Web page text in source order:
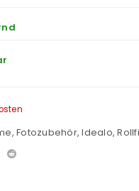
, Fotozubehör,Idealo,